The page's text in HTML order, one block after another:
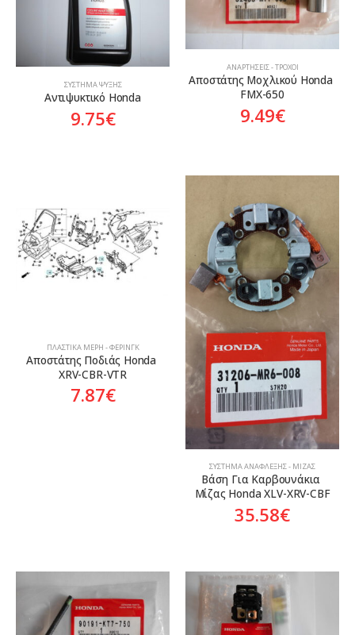
ΣΎΣΤΗΜΑ ΨΎΞΗΣ
Αντιψυκτικό Honda
9.75€
ΑΝΑΡΤΉΣΕΙΣ - ΤΡΟΧΟΊ
Αποστάτης Μοχλικού Honda
FMX-650
9.49€
ΠΛΑΣΤΙΚΆ ΜΈΡΗ - ΦΈΡΙΝΓΚ
Αποστάτης Ποδιάς Honda
XRV-CBR-VTR
7.87€
ΣΎΣΤΗΜΑ ΑΝΆΦΛΕΞΗΣ - ΜΊΖΑΣ
Βάση Για Καρβουνάκια
Μίζας Honda XLV-XRV-CBF
35.58€